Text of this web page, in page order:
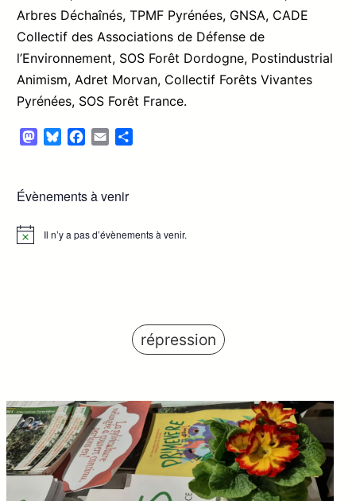
Arbres Déchaînés, TPMF Pyrénées, GNSA, CADE
Collectif des Associations de Défense de
l’Environnement, SOS Forêt Dordogne, Postindustrial
Animism, Adret Morvan, Collectif Forêts Vivantes
Pyrénées, SOS Forêt France.
Mastodon
BlueskyFacebook
Email
Évènements à venir
Notice Il n’y a pas d’évènements à venir.
répression